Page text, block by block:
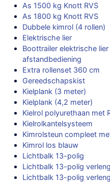
As 1500 kg Knott RVS
As 1800 kg Knott RVS
Dubbele kimrol (4 rollen)
Elektrische lier
Boottrailer elektrische
afstandbediening
Extra rollenset 360 cm
Gereedschapskist
Kielplank (3 meter)
Kielplank (4,2 meter)
Kielrol polyurethaan met
Kielrolkantelsysteem
Kimrolsteun compleet
Kimrol los blauw
Lichtbalk 13-polig
Lichtbalk 13-polig
Lichtbalk 13-polig